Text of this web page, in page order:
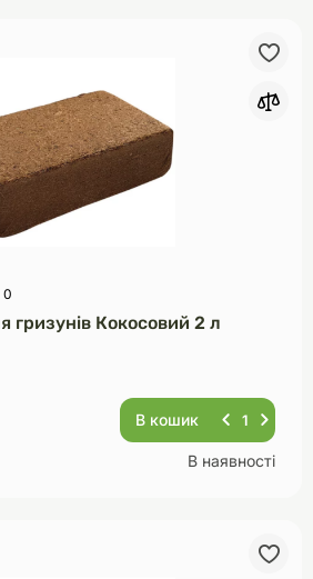
0
гризунів Кокосовий 2 л
В кошик
В наявності